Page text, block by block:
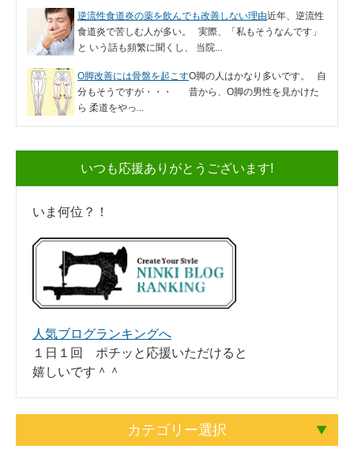
逆流性食道炎の薬を飲んでも改善しない理由近年、逆流性
食道炎で苦しむ人が多い。 実際、「私もそうなんです」
と いう話も頻繁に聞くし、 当院...
O脚改善には骨盤を起こすO脚の人はかなり多いです。 自
分もそうですが・・・ 昔から、O脚の男性を見かけた
ら 柔道をやっ...
いつも応援ありがとうございます!
いま何位？！
人気ブログランキングへ
１日１回 ポチッと応援いただけると
嬉しいです＾＾
カテゴリー選択